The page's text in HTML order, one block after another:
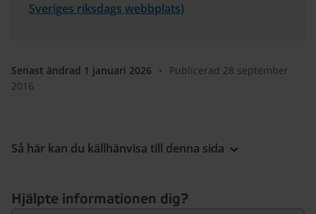
Sveriges riksdags webbplats)
Senast ändrad 1 januari 2026 •
Publicerad 28 september
2016
Så här kan du källhänvisa till denna sida
Hjälpte informationen dig?